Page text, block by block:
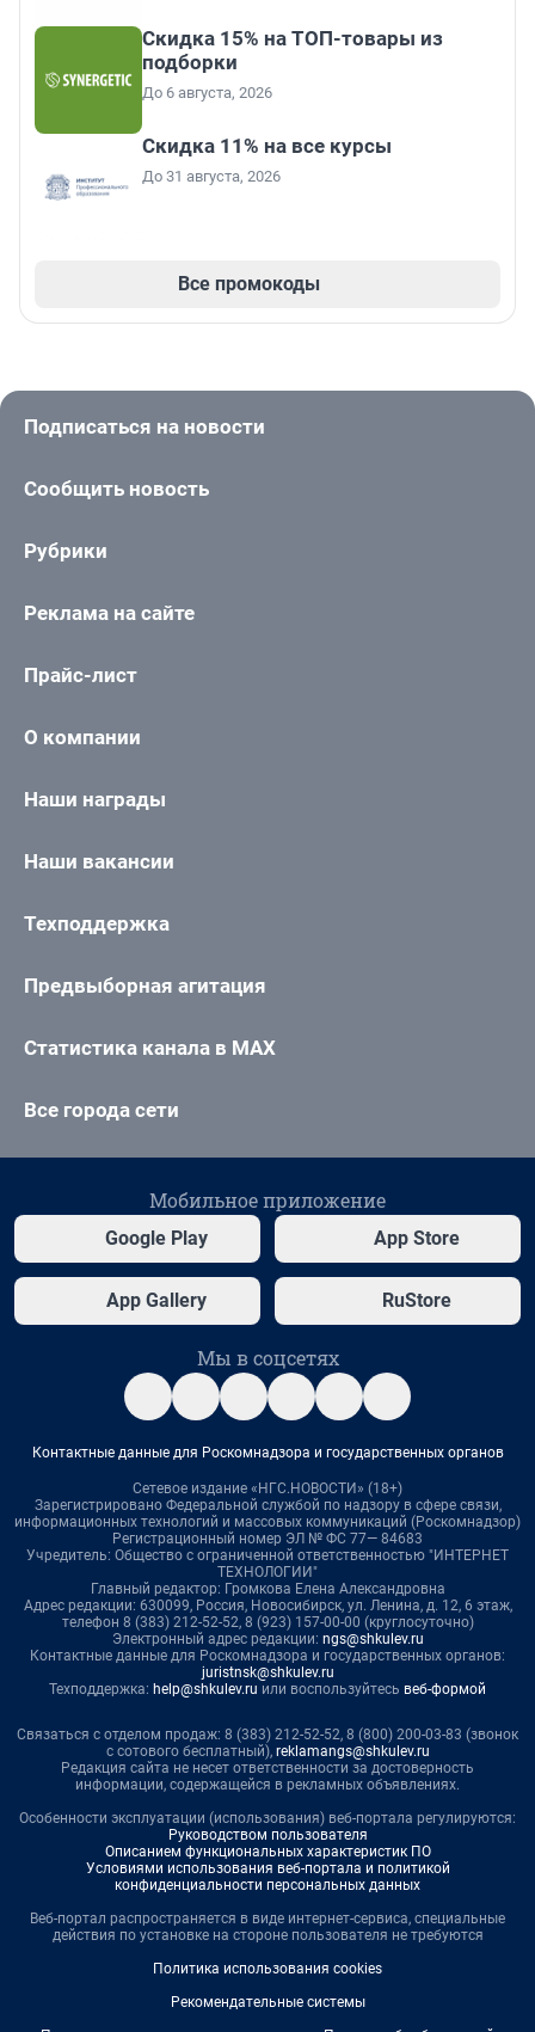
Скидка 15% на ТОП-товары из
подборки
До 6 августа, 2026
Скидка 11% на все курсы
До 31 августа, 2026
Все промокоды
Подписаться на новости
Сообщить новость
Рубрики
Реклама на сайте
Прайс-лист
О компании
Наши награды
Наши вакансии
Техподдержка
Предвыборная агитация
Статистика канала в MAX
Все города сети
Мобильное приложение
Google Play App Store
App Gallery RuStore
Мы в соцсетях
Контактные данные для Роскомнадзора и государственных органов
Сетевое издание «НГС.НОВОСТИ» (18+)
Зарегистрировано Федеральной службой по надзору в сфере связи,
информационных технологий и массовых коммуникаций (Роскомнадзор)
Регистрационный номер ЭЛ № ФС 77— 84683
Учредитель: Общество с ограниченной ответственностью "ИНТЕРНЕТ
ТЕХНОЛОГИИ"
Главный редактор: Громкова Елена Александровна
Адрес редакции: 630099, Россия, Новосибирск, ул. Ленина, д. 12, 6 этаж,
телефон 8 (383) 212-52-52, 8 (923) 157-00-00 (круглосуточно)
Электронный адрес редакции: ngs@shkulev.ru
Контактные данные для Роскомнадзора и государственных органов:
juristnsk@shkulev.ru
Техподдержка: help@shkulev.ru или воспользуйтесь веб-формой
Связаться с отделом продаж: 8 (383) 212-52-52, 8 (800) 200-03-83 (звонок
с сотового бесплатный), reklamangs@shkulev.ru
Редакция сайта не несет ответственности за достоверность
информации, содержащейся в рекламных объявлениях.
Особенности эксплуатации (использования) веб-портала регулируются:
Руководством пользователя
Описанием функциональных характеристик ПО
Условиями использования веб-портала и политикой
конфиденциальности персональных данных
Веб-портал распространяется в виде интернет-сервиса, специальные
действия по установке на стороне пользователя не требуются
Политика использования cookies
Рекомендательные системы